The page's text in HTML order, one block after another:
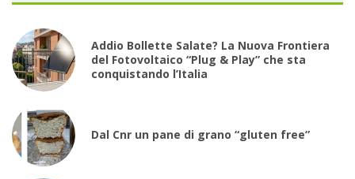
Addio Bollette Salate? La Nuova Frontiera
del Fotovoltaico “Plug & Play” che sta
conquistando l’Italia
Dal Cnr un pane di grano “gluten free”